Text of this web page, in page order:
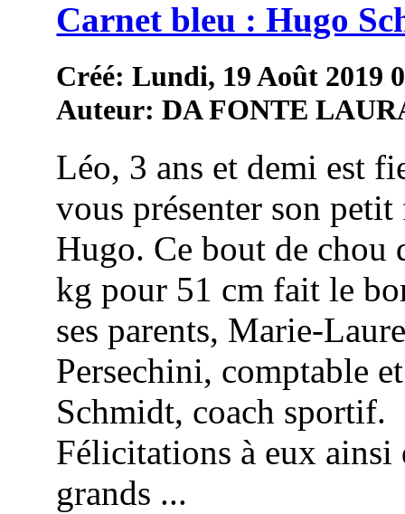
Carnet bleu : Hugo
Créé: Lundi, 19 Août 2019
Auteur: DA FONTE
Léo, 3 ans et demi est
vous présenter son petit
Hugo. Ce bout de chou
kg pour 51 cm fait le
ses parents, Marie-
Persechini, comptable
Schmidt, coach sportif.
Félicitations à eux ainsi
grands ...